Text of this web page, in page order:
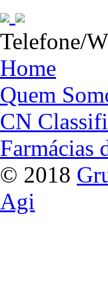
Telefone/
Home
Quem
CN
Farmácias
© 2018
Agi